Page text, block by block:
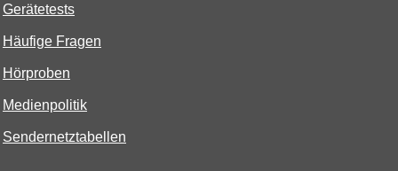
Gerätetests
Häufige Fragen
Hörproben
Medienpolitik
Sendernetztabellen